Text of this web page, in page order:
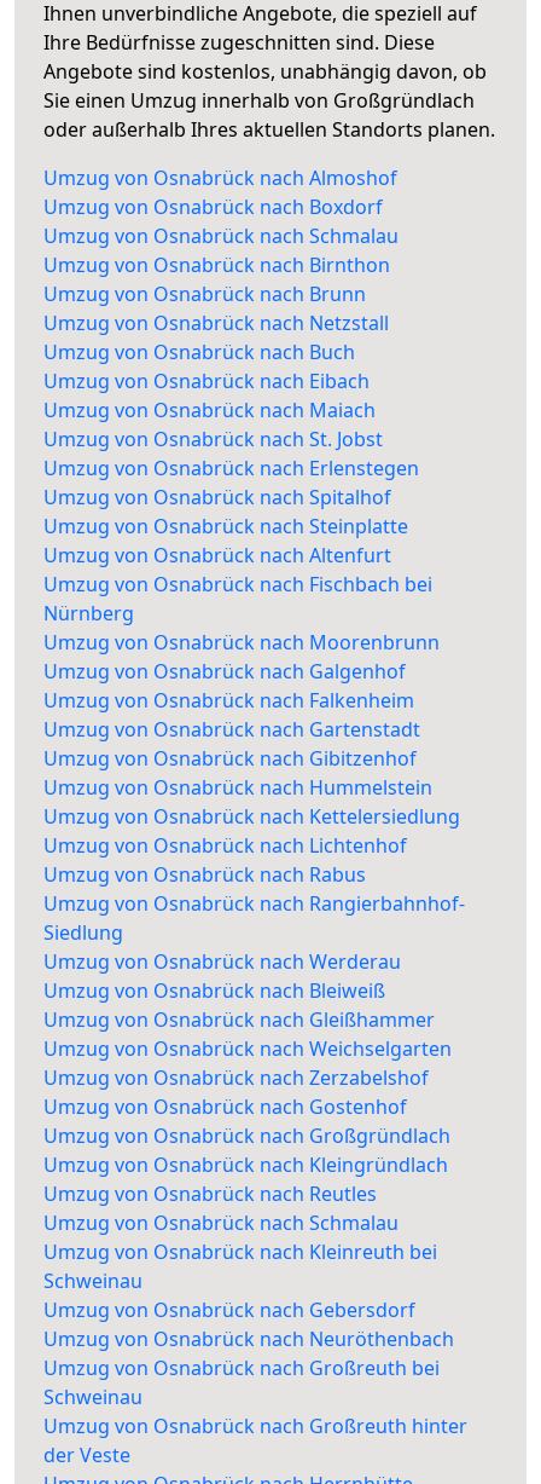
Ihnen unverbindliche Angebote, die speziell auf
Ihre Bedürfnisse zugeschnitten sind. Diese
Angebote sind kostenlos, unabhängig davon, ob
Sie einen Umzug innerhalb von Großgründlach
oder außerhalb Ihres aktuellen Standorts planen.
Umzug von Osnabrück nach Almoshof
Umzug von Osnabrück nach Boxdorf
Umzug von Osnabrück nach Schmalau
Umzug von Osnabrück nach Birnthon
Umzug von Osnabrück nach Brunn
Umzug von Osnabrück nach Netzstall
Umzug von Osnabrück nach Buch
Umzug von Osnabrück nach Eibach
Umzug von Osnabrück nach Maiach
Umzug von Osnabrück nach St. Jobst
Umzug von Osnabrück nach Erlenstegen
Umzug von Osnabrück nach Spitalhof
Umzug von Osnabrück nach Steinplatte
Umzug von Osnabrück nach Altenfurt
Umzug von Osnabrück nach Fischbach bei
Nürnberg
Umzug von Osnabrück nach Moorenbrunn
Umzug von Osnabrück nach Galgenhof
Umzug von Osnabrück nach Falkenheim
Umzug von Osnabrück nach Gartenstadt
Umzug von Osnabrück nach Gibitzenhof
Umzug von Osnabrück nach Hummelstein
Umzug von Osnabrück nach Kettelersiedlung
Umzug von Osnabrück nach Lichtenhof
Umzug von Osnabrück nach Rabus
Umzug von Osnabrück nach Rangierbahnhof-
Siedlung
Umzug von Osnabrück nach Werderau
Umzug von Osnabrück nach Bleiweiß
Umzug von Osnabrück nach Gleißhammer
Umzug von Osnabrück nach Weichselgarten
Umzug von Osnabrück nach Zerzabelshof
Umzug von Osnabrück nach Gostenhof
Umzug von Osnabrück nach Großgründlach
Umzug von Osnabrück nach Kleingründlach
Umzug von Osnabrück nach Reutles
Umzug von Osnabrück nach Schmalau
Umzug von Osnabrück nach Kleinreuth bei
Schweinau
Umzug von Osnabrück nach Gebersdorf
Umzug von Osnabrück nach Neuröthenbach
Umzug von Osnabrück nach Großreuth bei
Schweinau
Umzug von Osnabrück nach Großreuth hinter
der Veste